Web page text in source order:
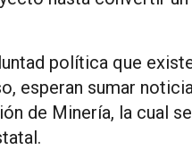
política que
esperan sumar
de Minería, la cual